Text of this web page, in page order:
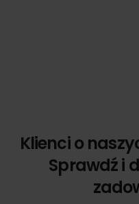
Klienci o
Sprawdź i